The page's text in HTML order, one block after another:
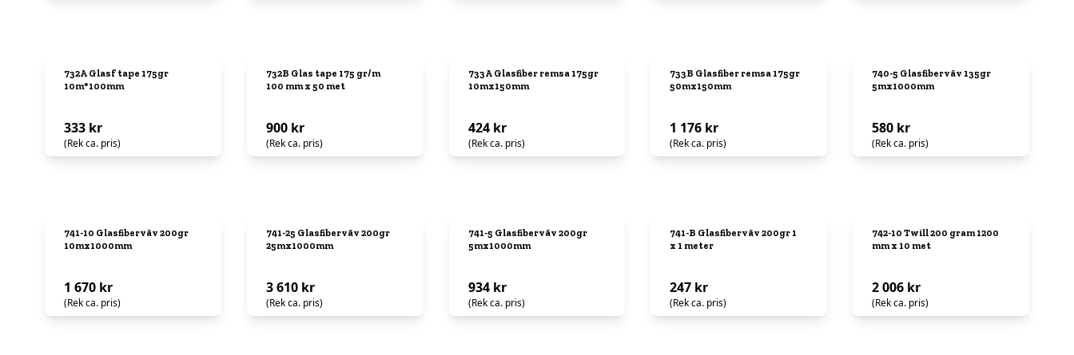
732A Glasf tape 175gr
10m*100mm
333 kr
(Rek ca. pris)
732B Glas tape 175 gr/m
100 mm x 50 met
900 kr
(Rek ca. pris)
733A Glasfiber remsa 175gr
10mx150mm
424 kr
(Rek ca. pris)
733B Glasfiber remsa 175gr
50mx150mm
1 176 kr
(Rek ca. pris)
740-5 Glasfiberväv 135gr
5mx1000mm
580 kr
(Rek ca. pris)
741-10 Glasfiberväv 200gr
10mx1000mm
1 670 kr
(Rek ca. pris)
741-25 Glasfiberväv 200gr
25mx1000mm
3 610 kr
(Rek ca. pris)
741-5 Glasfiberväv 200gr
5mx1000mm
934 kr
(Rek ca. pris)
741-B Glasfiberväv 200gr 1
x 1 meter
247 kr
(Rek ca. pris)
742-10 Twill 200 gram 1200
mm x 10 met
2 006 kr
(Rek ca. pris)